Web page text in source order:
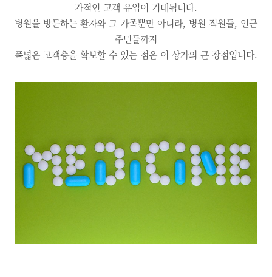
가적인 고객 유입이 기대됩니다.
병원을 방문하는 환자와 그 가족뿐만 아니라, 병원 직원들, 인근
주민들까지
폭넓은 고객층을 확보할 수 있는 점은 이 상가의 큰 장점입니다.